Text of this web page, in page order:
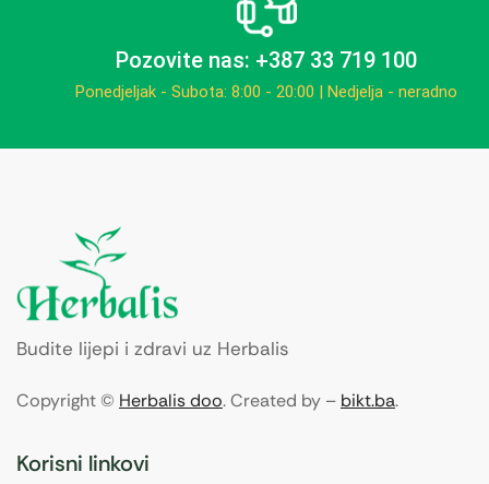
Pozovite nas: +387 33 719 100
Ponedjeljak - Subota: 8:00 - 20:00 | Nedjelja - neradno
Budite lijepi i zdravi uz Herbalis
Copyright © Herbalis doo. Created by – bikt.ba.
Korisni linkovi